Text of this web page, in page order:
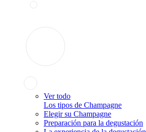
Ver todo
Los tipos de Champagne
Elegir su Champagne
Preparación para la degustación